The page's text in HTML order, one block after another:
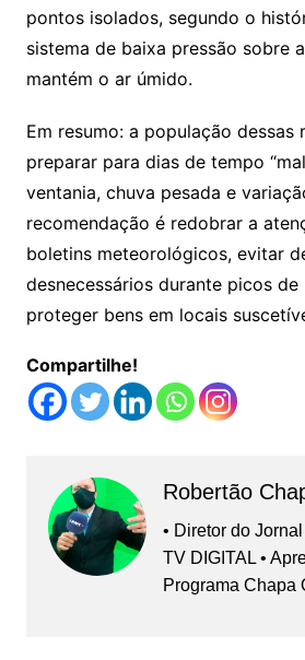
pontos isolados, segundo o
sistema de baixa pressão sobre
mantém o ar úmido.
Em resumo: a população dessas
preparar para dias de tempo
ventania, chuva pesada e
recomendação é redobrar a
boletins meteorológicos, evitar
desnecessários durante picos
proteger bens em locais
Compartilhe!
Robertão
• Diretor do
TV DIGITAL •
Programa Chapa